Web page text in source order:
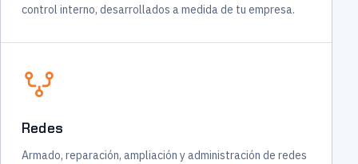
control interno, desarrollados a medida de tu empresa.
Redes
Armado, reparación, ampliación y administración de redes